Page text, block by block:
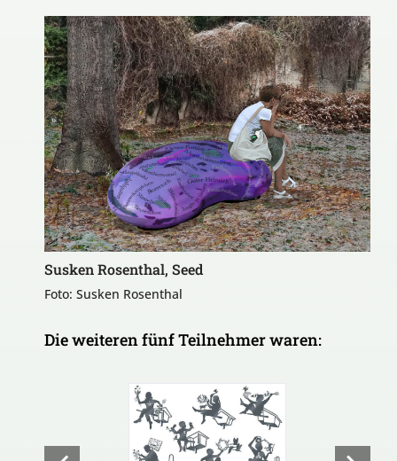
Susken Rosenthal, Seed
Foto: Susken Rosenthal
Die weiteren fünf Teilnehmer waren: